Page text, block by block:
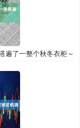
遍了一整个秋冬衣柜～